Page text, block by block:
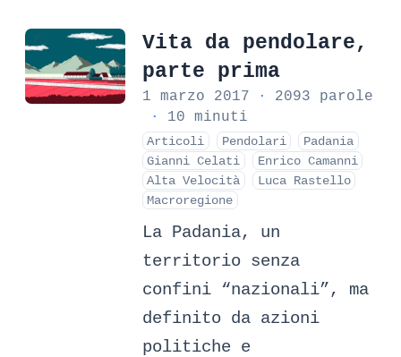
Vita da pendolare,
parte prima
1 marzo 2017 ·
2093 parole
·
10 minuti
Articoli Pendolari
Padania
Gianni Celati
Enrico Camanni
Alta Velocità
Luca Rastello
Macroregione
La Padania, un
territorio senza
confini “nazionali”, ma
definito da azioni
politiche e